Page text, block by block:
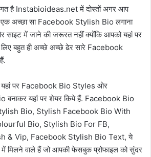
है Instabioideas.net में दोस्तों अगर आप
अच्छा सा Facebook Stylish Bio लगाना
साइट में जाने की जरूरत नहीं क्योंकि आपको यहां पर
बहुत ही अच्छे अच्छे ढेर सारे Facebook
पर Facebook Bio Styles ओर
यहां पर शेयर किये हैं. Facebook Bio
Bio, Stylish Facebook Bio With
Bio, Stylish Bio For FB,
& Vip, Facebook Stylish Bio Text, ये
में मिलने वाले हैं जो आपकी फेसबुक प्रोफाइल को सुंदर